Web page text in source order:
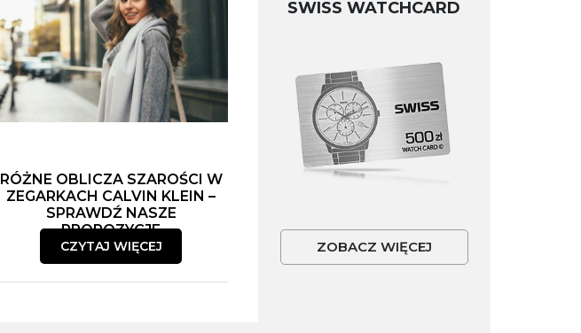
RÓŻNE OBLICZA SZAROŚCI W
ZEGARKACH CALVIN KLEIN –
SPRAWDŹ NASZE
PROPOZYCJE
CZYTAJ WIĘCEJ
SWISS WATCHCARD
ZOBACZ WIĘCEJ